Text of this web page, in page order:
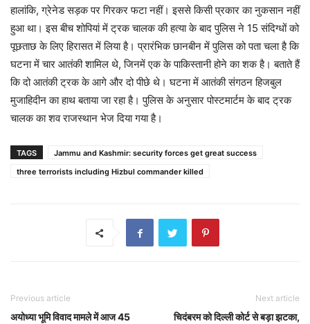
हालांकि, ग्रेनेड सड़क पर गिरकर फटा नहीं। इससे किसी प्रकार का नुकसान नहीं
हुआ था। इस बीच शोपियां में ट्रक चालक की हत्या के बाद पुलिस ने 15 संदिग्धों को
पूछताछ के लिए हिरासत में लिया है। प्रारंभिक छानबीन में पुलिस को पता चला है कि
घटना में चार आतंकी शामिल थे, जिनमें एक के पाकिस्तानी होने का शक है। बताते हैं
कि दो आतंकी ट्रक के आगे और दो पीछे थे। घटना में आतंकी संगठन हिजबुल
मुजाहिदीन का हाथ बताया जा रहा है। पुलिस के अनुसार पोस्टमार्टम के बाद ट्रक
चालक का शव राजस्थान भेज दिया गया है।
TAGS
Jammu and Kashmir: security forces get great success
three terrorists including Hizbul commander killed
Previous article
अयोध्‍या भूमि विवाद मामले में आज 45
Next article
चिदंबरम को दिल्ली कोर्ट से बड़ा झटका,